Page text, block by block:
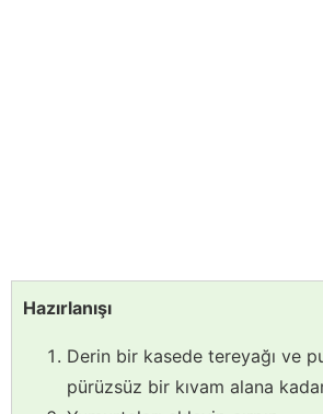
Hazırlanışı
Derin bir kasede tereyağı ve
pürüzsüz bir kıvam alana kadar